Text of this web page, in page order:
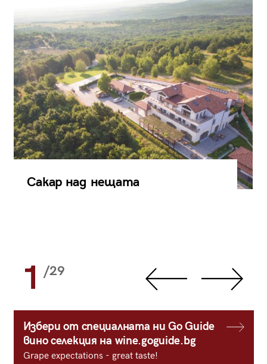
Сакар над нещата
1 /29
Избери от специалната ни Go Guide
вино селекция на wine.goguide.bg
Grape expectations - great taste!